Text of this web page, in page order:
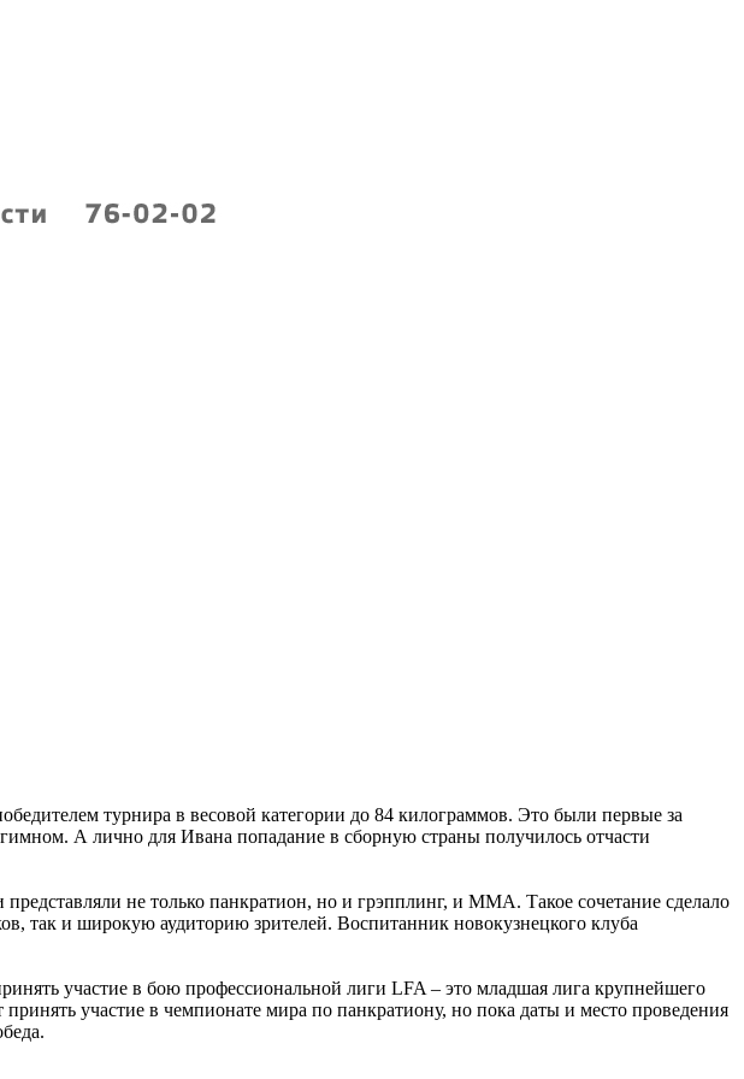
турнира в весовой категории до 84 килограммов. Это были первые за
А лично для Ивана попадание в сборную страны получилось отчасти
не только панкратион, но и грэпплинг, и ММА. Такое сочетание сделало
так и широкую аудиторию зрителей. Воспитанник новокузнецкого клуба
участие в бою профессиональной лиги LFA – это младшая лига крупнейшего
участие в чемпионате мира по панкратиону, но пока даты и место проведения